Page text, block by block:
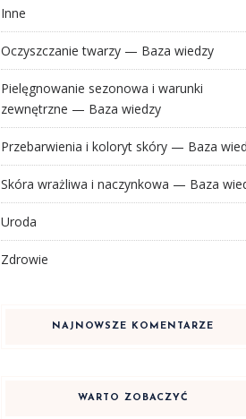
Inne
Oczyszczanie twarzy — Baza wiedzy
Pielęgnowanie sezonowa i warunki
zewnętrzne — Baza wiedzy
Przebarwienia i koloryt skóry — Baza
Skóra wrażliwa i naczynkowa — Baza
Uroda
Zdrowie
NAJNOWSZE KOMENTARZE
WARTO ZOBACZYĆ